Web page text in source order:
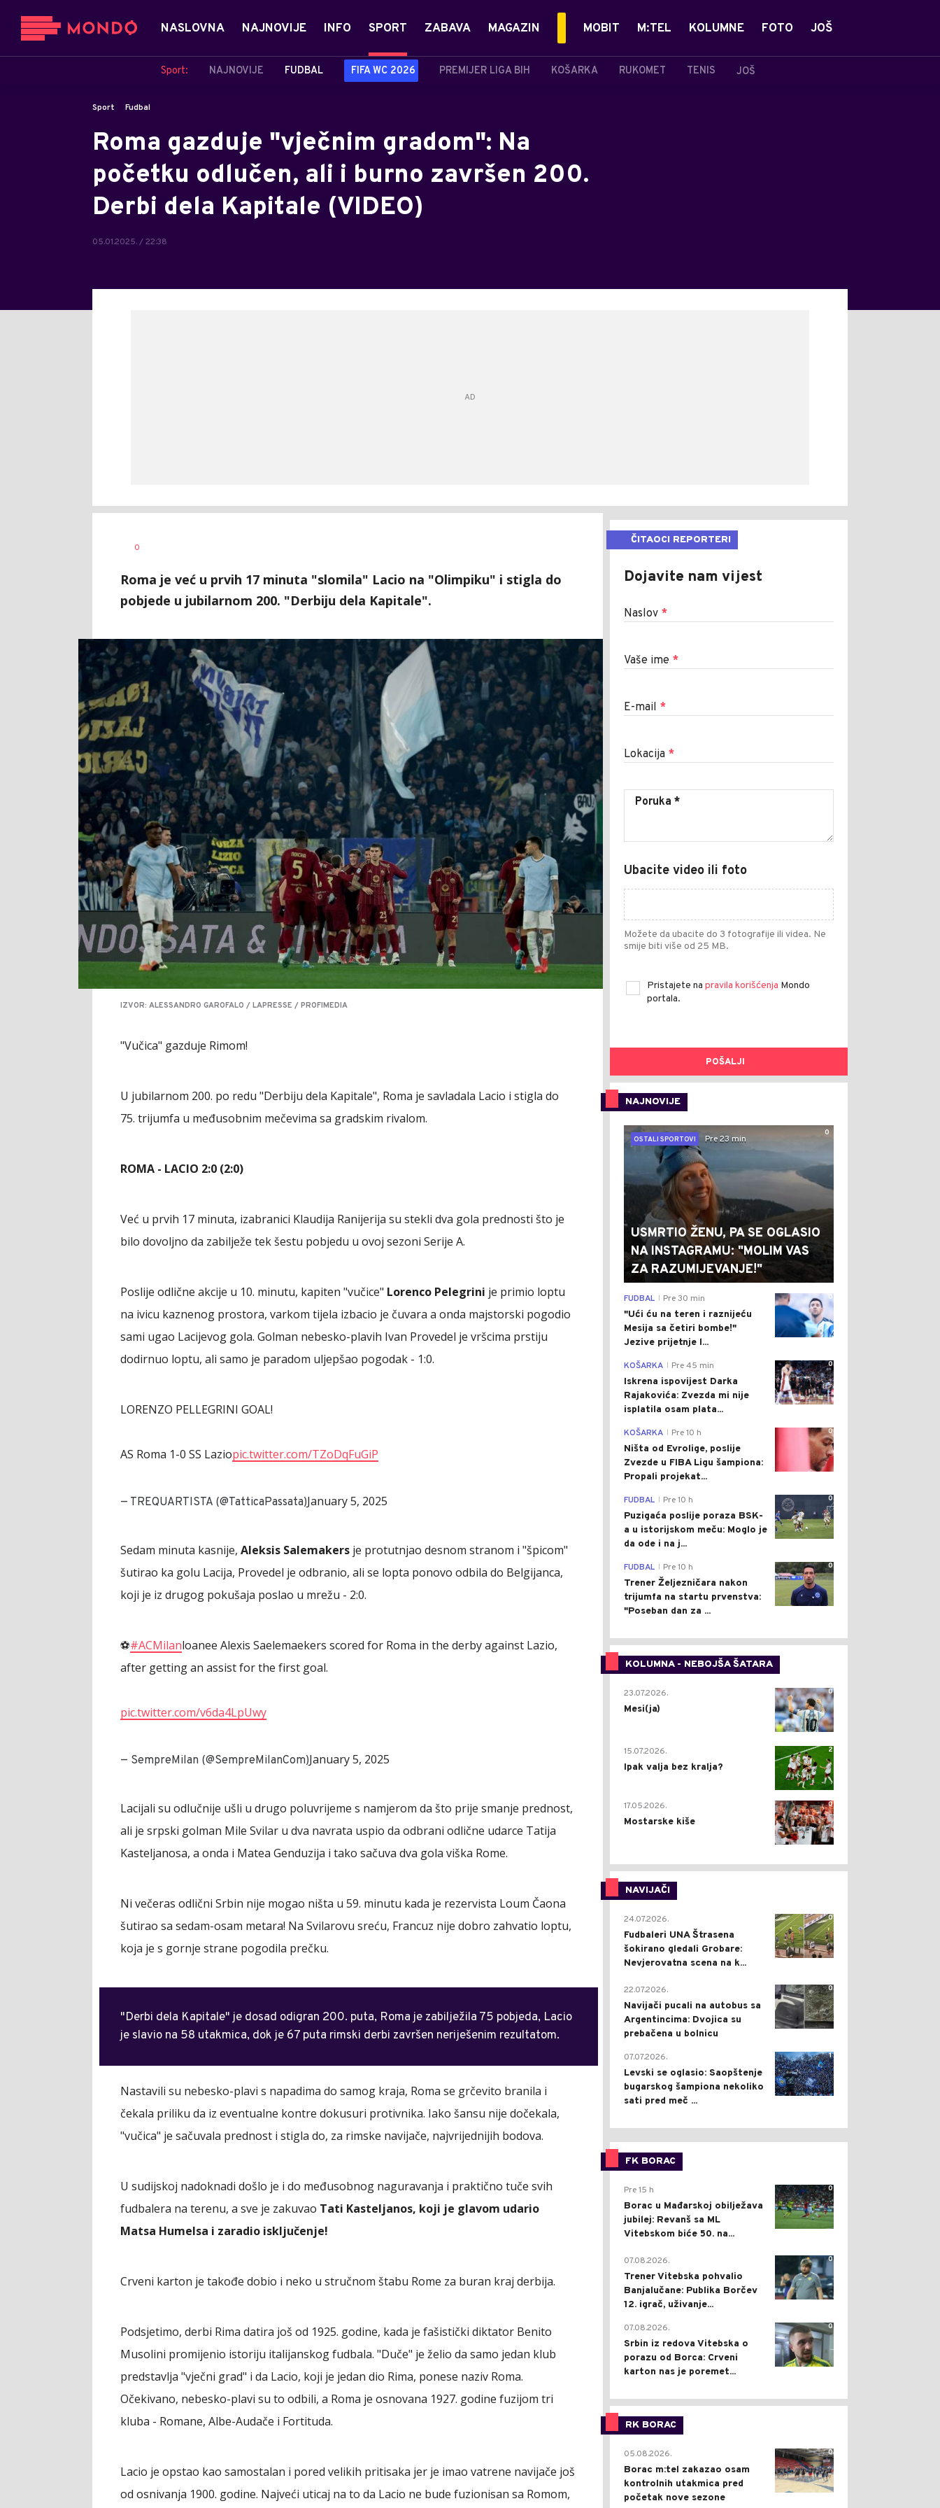
NASLOVNA NAJNOVIJE INFO SPORT
Sport: NAJNOVIJE FUDBAL FIFA WC 2026 PREMIJER LIGA BIH KOŠARKA RUKOMET TENIS JOŠ
ZABAVA MAGAZIN MOBIT M:TEL KOLUMNE FOTO JOŠ
Sport Fudbal
Roma gazduje "vječnim gradom": Na
početku odlučen, ali i burno završen 200.
Derbi dela Kapitale (VIDEO)
05.01.2025. / 22:38
AUTOR
0
Roma je već u prvih 17 minuta "slomila" Lacio na "Olimpiku" i stigla do
pobjede u jubilarnom 200. "Derbiju dela Kapitale".
IZVOR: ALESSANDRO GAROFALO / LAPRESSE / PROFIMEDIA
"Vučica" gazduje Rimom!
U jubilarnom 200. po redu "Derbiju dela Kapitale", Roma je savladala Lacio i stigla do
75. trijumfa u međusobnim mečevima sa gradskim rivalom.
ROMA - LACIO 2:0 (2:0)
Već u prvih 17 minuta, izabranici Klaudija Ranijerija su stekli dva gola prednosti što je
bilo dovoljno da zabilježe tek šestu pobjedu u ovoj sezoni Serije A.
Poslije odlične akcije u 10. minutu, kapiten "vučice" Lorenco Pelegrini je primio loptu
na ivicu kaznenog prostora, varkom tijela izbacio je čuvara a onda majstorski pogodio
sami ugao Lacijevog gola. Golman nebesko-plavih Ivan Provedel je vršcima prstiju
dodirnuo loptu, ali samo je paradom uljepšao pogodak - 1:0.
LORENZO PELLEGRINI GOAL!
AS Roma 1-0 SS Laziopic.twitter.com/TZoDqFuGiP
— TREQUARTISTA (@TatticaPassata)January 5, 2025
Sedam minuta kasnije, Aleksis Salemakers je protutnjao desnom stranom i "špicom"
šutirao ka golu Lacija, Provedel je odbranio, ali se lopta ponovo odbila do Belgijanca,
koji je iz drugog pokušaja poslao u mrežu - 2:0.
⚽️#ACMilanloanee Alexis Saelemaekers scored for Roma in the derby against Lazio,
after getting an assist for the first goal.
pic.twitter.com/v6da4LpUwy
— SempreMilan (@SempreMilanCom)January 5, 2025
Lacijali su odlučnije ušli u drugo poluvrijeme s namjerom da što prije smanje prednost,
ali je srpski golman Mile Svilar u dva navrata uspio da odbrani odlične udarce Tatija
Kasteljanosa, a onda i Matea Genduzija i tako sačuva dva gola viška Rome.
Ni večeras odlični Srbin nije mogao ništa u 59. minutu kada je rezervista Loum Čaona
šutirao sa sedam-osam metara! Na Svilarovu sreću, Francuz nije dobro zahvatio loptu,
koja je s gornje strane pogodila prečku.
"Derbi dela Kapitale" je dosad odigran 200. puta, Roma je zabilježila 75 pobjeda, Lacio
je slavio na 58 utakmica, dok je 67 puta rimski derbi završen neriješenim rezultatom.
Nastavili su nebesko-plavi s napadima do samog kraja, Roma se grčevito branila i
čekala priliku da iz eventualne kontre dokusuri protivnika. Iako šansu nije dočekala,
"vučica" je sačuvala prednost i stigla do, za rimske navijače, najvrijednijih bodova.
U sudijskoj nadoknadi došlo je i do međusobnog naguravanja i praktično tuče svih
fudbalera na terenu, a sve je zakuvao Tati Kasteljanos, koji je glavom udario
Matsa Humelsa i zaradio isključenje!
Crveni karton je takođe dobio i neko u stručnom štabu Rome za buran kraj derbija.
Podsjetimo, derbi Rima datira još od 1925. godine, kada je fašistički diktator Benito
Musolini promijenio istoriju italijanskog fudbala. "Duče" je želio da samo jedan klub
predstavlja "vječni grad" i da Lacio, koji je jedan dio Rima, ponese naziv Roma.
Očekivano, nebesko-plavi su to odbili, a Roma je osnovana 1927. godine fuzijom tri
kluba - Romane, Albe-Audače i Fortituda.
Lacio je opstao kao samostalan i pored velikih pritisaka jer je imao vatrene navijače još
od osnivanja 1900. godine. Najveći uticaj na to da Lacio ne bude fuzionisan sa Romom,
ČITAOCI REPORTERI
Dojavite nam vijest
Naslov *
Vaše ime *
E-mail *
Lokacija *
Ubacite video ili foto
Možete da ubacite do 3 fotografije ili videa. Ne
smije biti više od 25 MB.
Pristajete na pravila korišćenja Mondo
portala.
POŠALJI
NAJNOVIJE
0
OSTALI SPORTOVI
Pre 23 min
USMRTIO ŽENU, PA SE OGLASIO
NA INSTAGRAMU: "MOLIM VAS
ZA RAZUMIJEVANJE!"
0
FUDBAL Pre 30 min
"Ući ću na teren i raznijeću
Mesija sa četiri bombe!"
Jezive prijetnje l...
0
KOŠARKA Pre 45 min
Iskrena ispovijest Darka
Rajakovića: Zvezda mi nije
isplatila osam plata...
0
KOŠARKA Pre 10 h
Ništa od Evrolige, poslije
Zvezde u FIBA Ligu šampiona:
Propali projekat...
0
FUDBAL Pre 10 h
Puzigaća poslije poraza BSK-
a u istorijskom meču: Moglo je
da ode i na j...
0
FUDBAL Pre 10 h
Trener Željezničara nakon
trijumfa na startu prvenstva:
"Poseban dan za ...
KOLUMNA - NEBOJŠA ŠATARA
0
23.07.2026.
Mesi(ja)
2
15.07.2026.
Ipak valja bez kralja?
0
17.05.2026.
Mostarske kiše
NAVIJAČI
0
24.07.2026.
Fudbaleri UNA Štrasena
šokirano gledali Grobare:
Nevjerovatna scena na k...
0
22.07.2026.
Navijači pucali na autobus sa
Argentincima: Dvojica su
prebačena u bolnicu
1
07.07.2026.
Levski se oglasio: Saopštenje
bugarskog šampiona nekoliko
sati pred meč ...
FK BORAC
0
Pre 15 h
Borac u Mađarskoj obilježava
jubilej: Revanš sa ML
Vitebskom biće 50. na...
0
07.08.2026.
Trener Vitebska pohvalio
Banjalučane: Publika Borčev
12. igrač, uživanje...
0
07.08.2026.
Srbin iz redova Vitebska o
porazu od Borca: Crveni
karton nas je poremet...
RK BORAC
0
05.08.2026.
Borac m:tel zakazao osam
kontrolnih utakmica pred
početak nove sezone